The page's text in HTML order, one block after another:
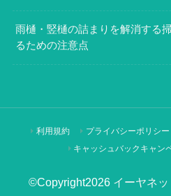
雨樋・竪樋の詰まりを解消する
るための注意点
利用規約 プライバシーポリシー
キャッシュバックキャン
©Copyright2026 イーヤネッ